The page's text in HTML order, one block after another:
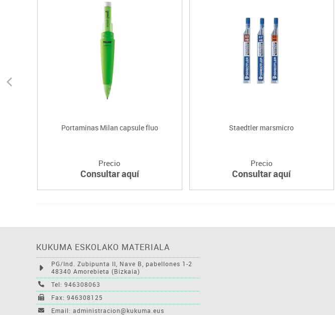
Portaminas Milan capsule fluo
Precio
Consultar aquí
Staedtler marsmicro
Precio
Consultar aquí
KUKUMA ESKOLAKO MATERIALA
PG/Ind. Zubipunta II, Nave B, pabellones 1-2
48340 Amorebieta (Bizkaia)
Tel: 946308063
Fax: 946308125
Email: administracion@kukuma.eus